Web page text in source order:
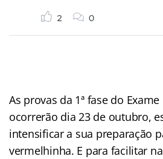
2 0
As provas da 1ª fase do
ocorrerão dia 23 de outubro,
intensificar a sua preparação
vermelhinha. E para facilitar